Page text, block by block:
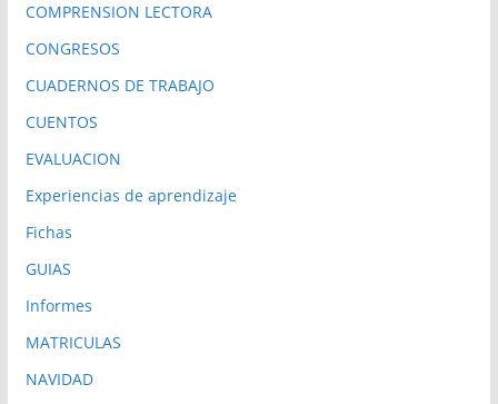
COMPRENSION LECTORA
CONGRESOS
CUADERNOS DE TRABAJO
CUENTOS
EVALUACION
Experiencias de aprendizaje
Fichas
GUIAS
Informes
MATRICULAS
NAVIDAD